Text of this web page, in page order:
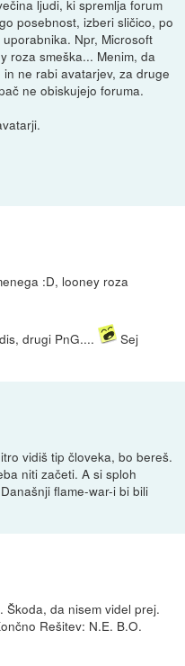
ljudi, ki spremlja forum
posebnost, izberi sličico, po
Npr, Microsoft
roza smeška... Menim, da
ne rabi avatarjev, za druge
ne obiskujejo foruma.
:D, looney roza
drugi PnG....
Sej
vidiš tip človeka, bo bereš.
niti začeti. A si sploh
flame-war-i bi bili
Škoda, da nisem videl prej.
Rešitev: N.E. B.O.